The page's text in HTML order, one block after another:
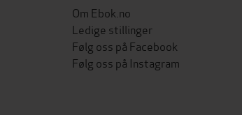
Om Ebok.no
Ledige stillinger
Følg oss på Facebook
Følg oss på Instagram